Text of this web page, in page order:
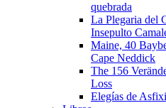
quebrada
La Plegaria del
Insepulto
Maine, 40
Cape Neddick
The 156
Loss
Elegías de